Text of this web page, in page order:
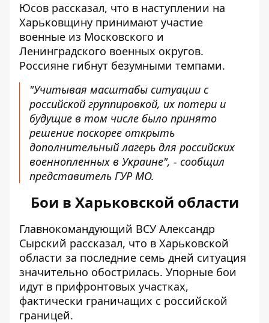
Юсов рассказал, что в наступлении на
Харьковщину принимают участие
военные из Московского и
Ленинградского военных округов.
Россияне гибнут безумными темпами.
"Учитывая масштабы ситуации с
российской группировкой, их потери и
будущие в том числе было принято
решение поскорее открыть
дополнительный лагерь для российских
военнопленных в Украине", - сообщил
представитель ГУР МО.
Бои в Харьковской области
Главнокомандующий ВСУ Александр
Сырский рассказал, что в Харьковской
области за последние семь дней ситуация
значительно обострилась. Упорные бои
идут в прифронтовых участках,
фактически граничащих с российской
границей.